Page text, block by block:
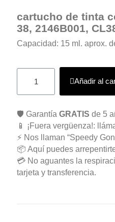
cartucho de tinta
38, 2146B001,
Capacidad: 15 ml. aprox.
Añadir al
🛡️ Garantía GRATIS de 5
📱 ¡Fuera vergüenza!:
⚡ Nos llaman “Speedy
📦 Aquí puedes
💳 No aguantes la
tarjeta y transferencia.